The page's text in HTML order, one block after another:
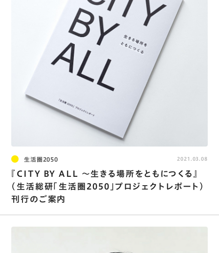
生活圏2050
『CITY BY ALL ～生きる場所をともにつくる』
（⽣活総研「⽣活圏2050」プロジェクトレポート）
刊行のご案内
2021.03.08